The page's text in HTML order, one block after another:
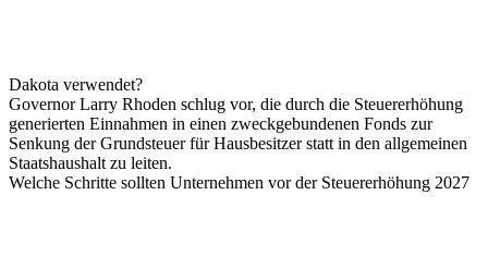
Dakota verwendet?
Governor Larry Rhoden schlug vor, die durch die Steuererhöhung
generierten Einnahmen in einen zweckgebundenen Fonds zur
Senkung der Grundsteuer für Hausbesitzer statt in den allgemeinen
Staatshaushalt zu leiten.
Welche Schritte sollten Unternehmen vor der Steuererhöhung 2027